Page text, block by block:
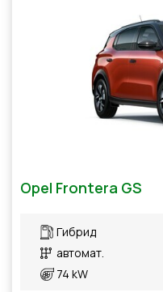
Opel Frontera GS
Гибрид
автомат.
74 kW